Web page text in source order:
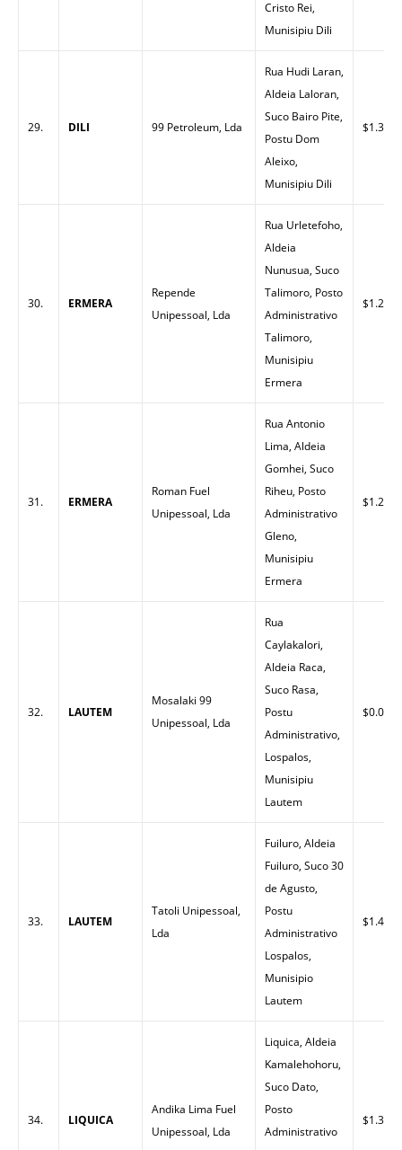
Cristo Rei,
Munisipiu Dili
29. DILI 99 Petroleum, Lda
Rua Hudi Laran,
Aldeia Laloran,
Suco Bairo Pite,
Postu Dom
Aleixo,
Munisipiu Dili
$1.33
30. ERMERA
Repende
Unipessoal, Lda
Rua Urletefoho,
Aldeia
Nunusua, Suco
Talimoro, Posto
Administrativo
Talimoro,
Munisipiu
Ermera
$1.27
31. ERMERA
Roman Fuel
Unipessoal, Lda
Rua Antonio
Lima, Aldeia
Gomhei, Suco
Riheu, Posto
Administrativo
Gleno,
Munisipiu
Ermera
$1.27
32. LAUTEM
Mosalaki 99
Unipessoal, Lda
Rua
Caylakalori,
Aldeia Raca,
Suco Rasa,
Postu
Administrativo,
Lospalos,
Munisipiu
Lautem
$0.00
33. LAUTEM
Tatoli Unipessoal,
Lda
Fuiluro, Aldeia
Fuiluro, Suco 30
de Agusto,
Postu
Administrativo
Lospalos,
Munisipio
Lautem
$1.40
34. LIQUICA
Andika Lima Fuel
Unipessoal, Lda
Liquica, Aldeia
Kamalehohoru,
Suco Dato,
Posto
Administrativo
$1.32